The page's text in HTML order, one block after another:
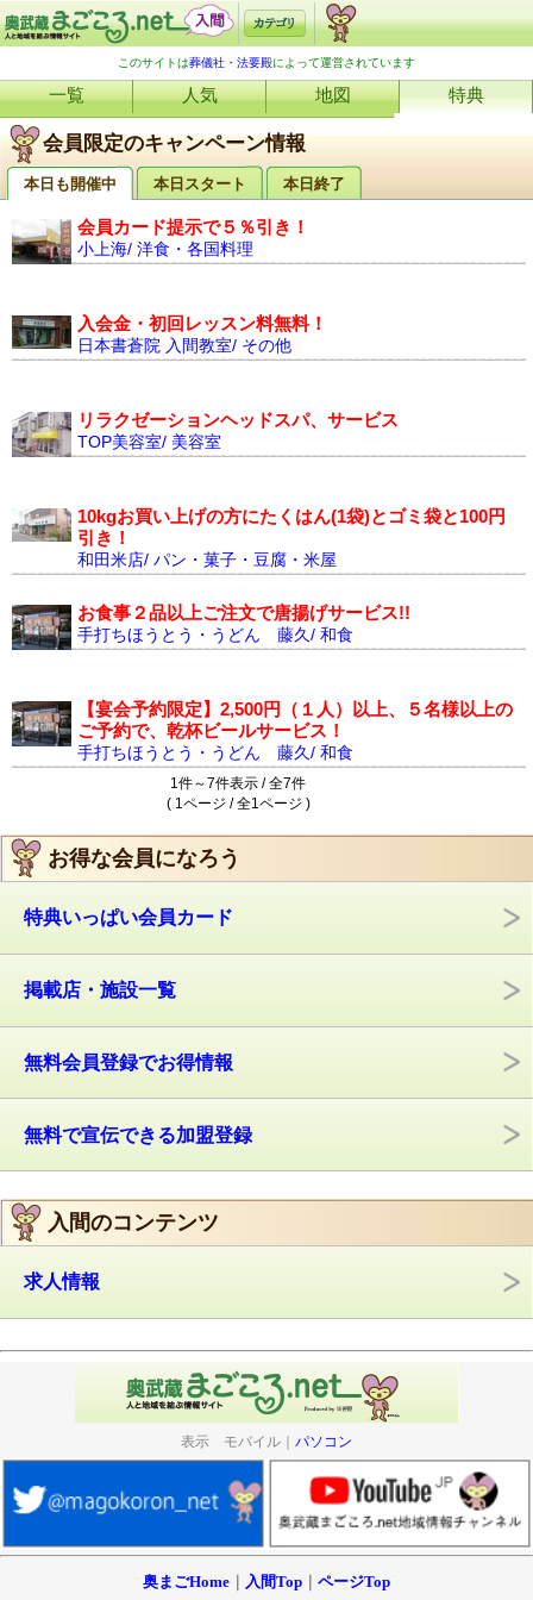
このサイトは葬儀社・法要殿によって運営されています
一覧 人気 地図 特典
会員限定のキャンペーン情報
本日も開催中 本日スタート 本日終了
会員カード提示で５％引き！
小上海/ 洋食・各国料理
入会金・初回レッスン料無料！
日本書蒼院 入間教室/ その他
リラクゼーションヘッドスパ、サービス
TOP美容室/ 美容室
10kgお買い上げの方にたくはん(1袋)とゴミ袋と100円
引き！
和田米店/ パン・菓子・豆腐・米屋
お食事２品以上ご注文で唐揚げサービス!!
手打ちほうとう・うどん 藤久/ 和食
【宴会予約限定】2,500円（１人）以上、５名様以上の
ご予約で、乾杯ビールサービス！
手打ちほうとう・うどん 藤久/ 和食
1件～7件表示 / 全7件
( 1ページ / 全1ページ )
お得な会員になろう
特典いっぱい会員カード
掲載店・施設一覧
無料会員登録でお得情報
無料で宣伝できる加盟登録
入間のコンテンツ
求人情報
表示 モバイル｜ パソコン
奥まごHome 入間Top ページTop